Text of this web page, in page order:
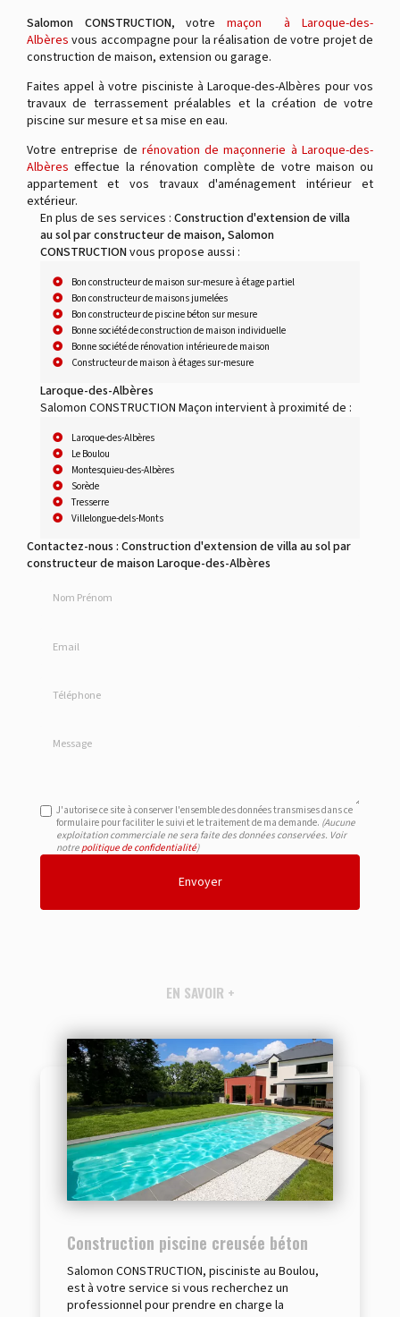
Salomon CONSTRUCTION, votremaçon à Laroque-des-
Albères vous accompagne pour la réalisation de votre projet de
construction de maison, extension ou garage.
Faites appel à votre pisciniste à Laroque-des-Albères pour vos
travaux de terrassement préalables et la création de votre
piscine sur mesure et sa mise en eau.
Votre entreprise de rénovation de maçonnerie à Laroque-des-
Albères effectue la rénovation complète de votre maison ou
appartement et vos travaux d'aménagement intérieur et
extérieur.
En plus de ses services : Construction d'extension de villa
au sol par constructeur de maison, Salomon
CONSTRUCTIONvous propose aussi :
Bon constructeur de maison sur-mesure à étage partiel
Bon constructeur de maisons jumelées
Bon constructeur de piscine béton sur mesure
Bonne société de construction de maison individuelle
Bonne société de rénovation intérieure de maison
Constructeur de maison à étages sur-mesure
Laroque-des-Albères
Salomon CONSTRUCTION Maçon intervient à proximité de :
Laroque-des-Albères
Le Boulou
Montesquieu-des-Albères
Sorède
Tresserre
Villelongue-dels-Monts
Contactez-nous : Construction d'extension de villa au sol par
constructeur de maison Laroque-des-Albères
J'autorise ce site à conserver l'ensemble des données transmises dans ce
formulaire pour faciliter le suivi et le traitement de ma demande. (Aucune
exploitation commerciale ne sera faite des données conservées. Voir
notre politique de confidentialité)
EN SAVOIR +
Construction piscine creusée béton
Salomon CONSTRUCTION, pisciniste au Boulou,
est à votre service si vous recherchez un
professionnel pour prendre en charge la